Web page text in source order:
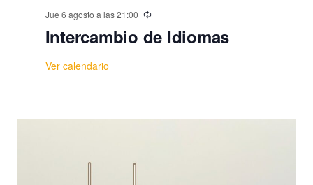
Jue 6 agosto a las 21:00
Intercambio de Idiomas
Ver calendario